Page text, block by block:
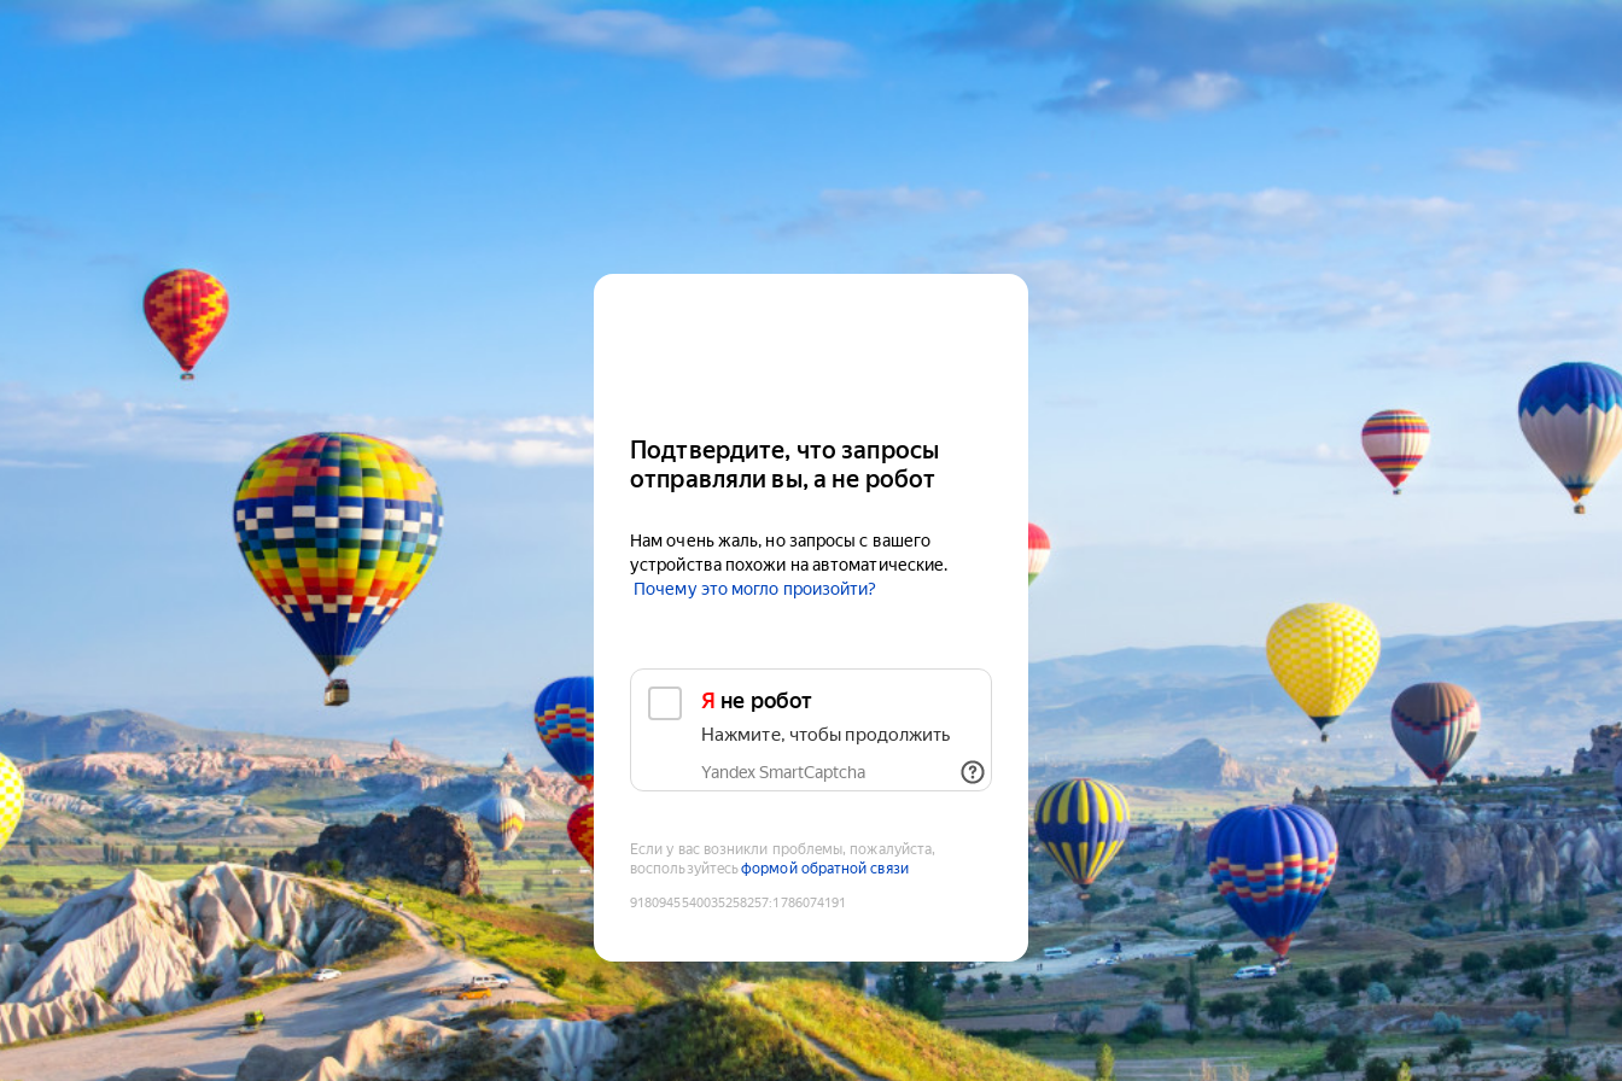
Подтвердите, что запросы
отправляли вы, а не робот
Нам очень жаль, но запросы с вашего
устройства похожи на автоматические.
Почему это могло произойти?
Я не робот
Нажмите, чтобы продолжить
Yandex SmartCaptcha
Если у вас возникли проблемы, пожалуйста,
воспользуйтесьформой обратной связи
9180945540035258257:1786074191